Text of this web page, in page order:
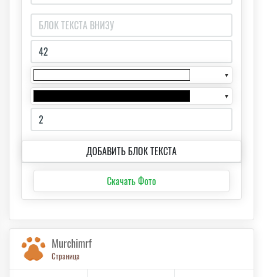
▼
▼
ДОБАВИТЬ БЛОК ТЕКСТА
Скачать Фото
Murchimrf
Страница